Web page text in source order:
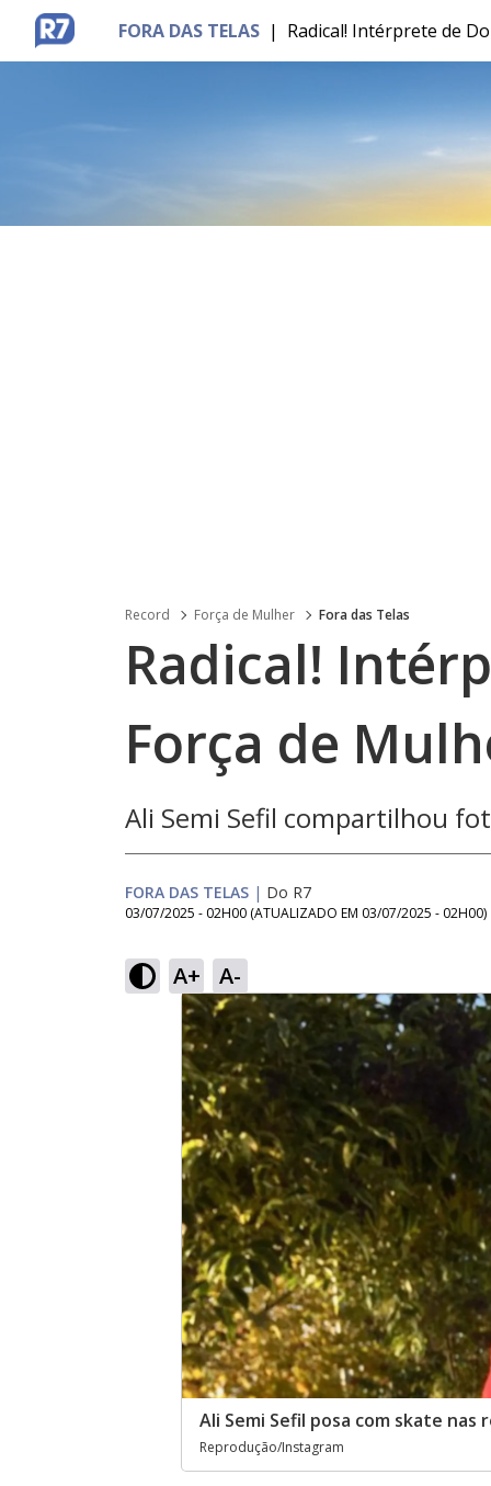
MENU BRASÍLIA ENTRETÊ ESPORTES
FORA DAS TELAS | Radical! Intérprete de
Record Força de Mulher Fora das Telas
Radical!
Força de
Ali Semi Sefil compartilhou
FORA DAS TELAS | Do R7
03/07/2025 - 02H00 (ATUALIZADO EM 03/07/2025 - 02H00)
A+ A-
Ali Semi Sefil posa com skate nas
Reprodução/Instagram